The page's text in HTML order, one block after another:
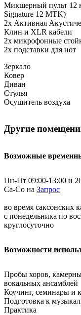
Микшерный пульт 12
Signature 12 MTK)
2x Активная
Клин и XLR кабели
2x микрофонные
2x подставки для нот
Зеркало
Ковер
Диван
Стулья
Осушитель воздуха
Другие
Возможные
Пн-Пт 09:00-13:00 и
Са-Со на Запрос
во время саксонских
с понедельника по
круглосуточно
Возможности
Пробы хоров,
вокальных ансамблей
Коучинг, семинары и
Подготовка к
Практика